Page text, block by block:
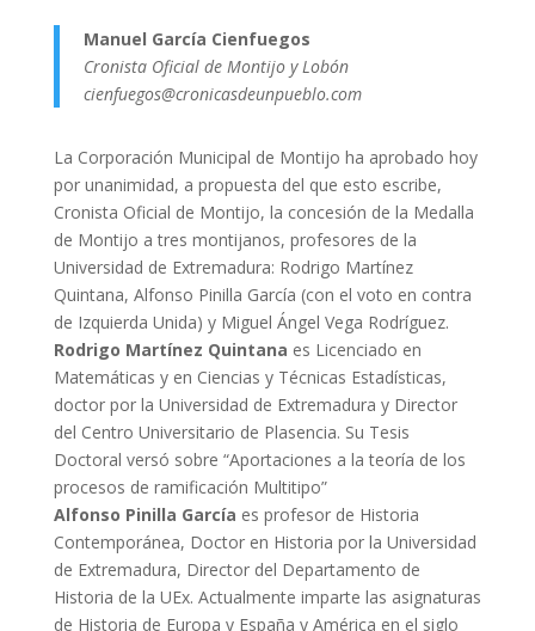
Manuel García Cienfuegos
Cronista Oficial de Montijo y Lobón
cienfuegos@cronicasdeunpueblo.com
La Corporación Municipal de Montijo ha aprobado hoy
por unanimidad, a propuesta del que esto escribe,
Cronista Oficial de Montijo, la concesión de la Medalla
de Montijo a tres montijanos, profesores de la
Universidad de Extremadura: Rodrigo Martínez
Quintana, Alfonso Pinilla García (con el voto en contra
de Izquierda Unida) y Miguel Ángel Vega Rodríguez.
Rodrigo Martínez Quintana es Licenciado en
Matemáticas y en Ciencias y Técnicas Estadísticas,
doctor por la Universidad de Extremadura y Director
del Centro Universitario de Plasencia. Su Tesis
Doctoral versó sobre “Aportaciones a la teoría de los
procesos de ramificación Multitipo”
Alfonso Pinilla García es profesor de Historia
Contemporánea, Doctor en Historia por la Universidad
de Extremadura, Director del Departamento de
Historia de la UEx. Actualmente imparte las asignaturas
de Historia de Europa y España y América en el siglo